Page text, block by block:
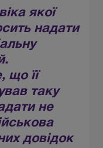
якої
надати
що її
таку
не
довідок